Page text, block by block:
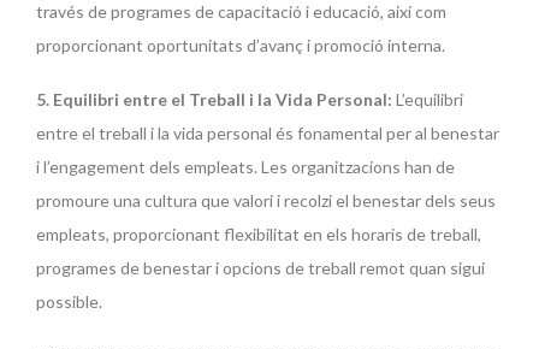
través de programes de capacitació i educació, així com
proporcionant oportunitats d’avanç i promoció interna.
5. Equilibri entre el Treball i la Vida Personal: L’equilibri
entre el treball i la vida personal és fonamental per al benestar
i l’engagement dels empleats. Les organitzacions han de
promoure una cultura que valori i recolzi el benestar dels seus
empleats, proporcionant flexibilitat en els horaris de treball,
programes de benestar i opcions de treball remot quan sigui
possible.